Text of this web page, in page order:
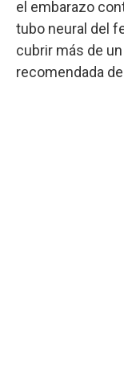
el embarazo
tubo neural del
cubrir más de
recomendada